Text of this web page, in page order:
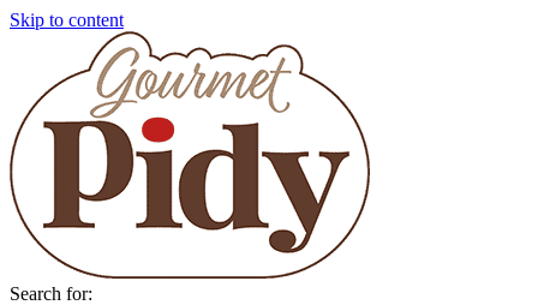
Skip to content
Search for: